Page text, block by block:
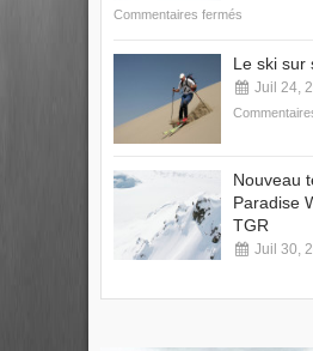
Commentaires fermés
Le ski sur
Juil 24,
Nouveau
Paradise
TGR
Juil 30,